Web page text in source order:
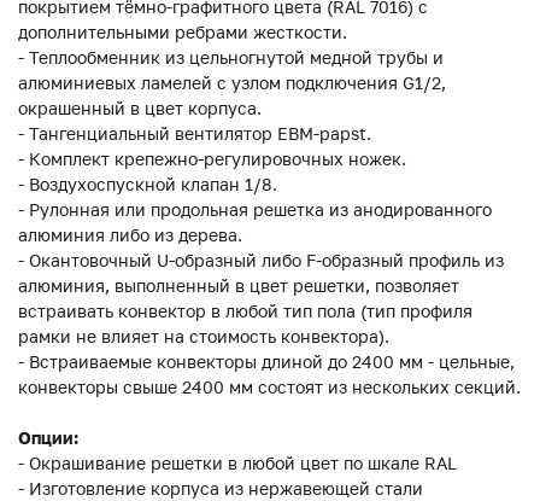
покрытием тёмно-графитного цвета (RAL 7016) с
дополнительными ребрами жесткости.
- Теплообменник из цельногнутой медной трубы и
алюминиевых ламелей с узлом подключения G1/2,
окрашенный в цвет корпуса.
- Тангенциальный вентилятор EBM-papst.
- Комплект крепежно-регулировочных ножек.
- Воздухоспускной клапан 1/8.
- Рулонная или продольная решетка из анодированного
алюминия либо из дерева.
- Окантовочный U-образный либо F-образный профиль из
алюминия, выполненный в цвет решетки, позволяет
встраивать конвектор в любой тип пола (тип профиля
рамки не влияет на стоимость конвектора).
- Встраиваемые конвекторы длиной до 2400 мм - цельные,
конвекторы свыше 2400 мм состоят из нескольких секций.
Опции:
- Окрашивание решетки в любой цвет по шкале RAL
- Изготовление корпуса из нержавеющей стали